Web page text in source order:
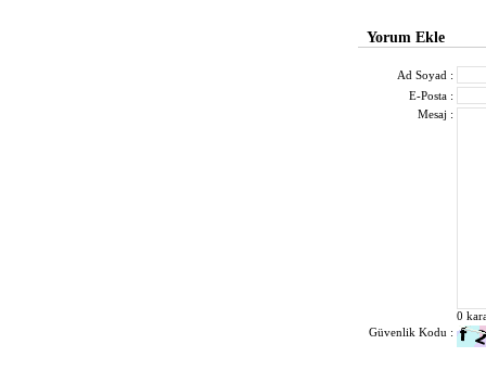
Yorum Ekle
Ad Soyad :
E-Posta :
Mesaj :
0
Güvenlik Kodu :